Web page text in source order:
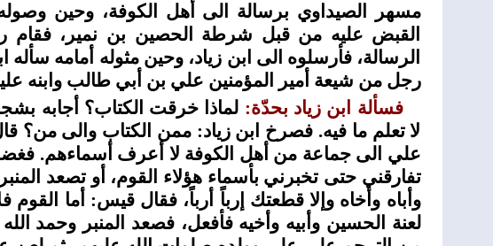
مسهر الصيداوي برسالة الى أهل الكوفة، وحين وصوله
القبض عليه من قبل شرطة الحصين بن نمير، فقام
الرسالة، فأرسلوه الى ابن زياد، وحين مثوله أمامه
رجل من شيعة أمير المؤمنين علي بن أبي طالب وابنه
فسألة ابن زياد بحدّة: لماذا خرقت الكتاب؟ أجابه
لا تعلم ما فيه. فصرخ ابن زياد: ممن الكتاب والى
علي الى جماعة من أهل الكوفة لا أعرف أسماءهم. فغضب
تفارقني حتى تخبرني بأسماء هؤلاء القوم، أو تصعد
وأباه وأخاه وإلا قطعتك إرباً أرباً، فقال قيس: أما القوم
لعنة الحسين وأبيه وأخيه فأفعل، فصعد المنبر وحمد